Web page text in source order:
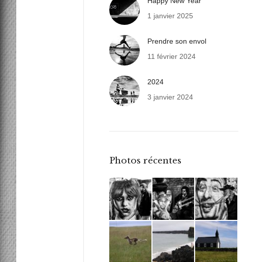
1 janvier 2025
Prendre son envol
11 février 2024
2024
3 janvier 2024
Photos récentes